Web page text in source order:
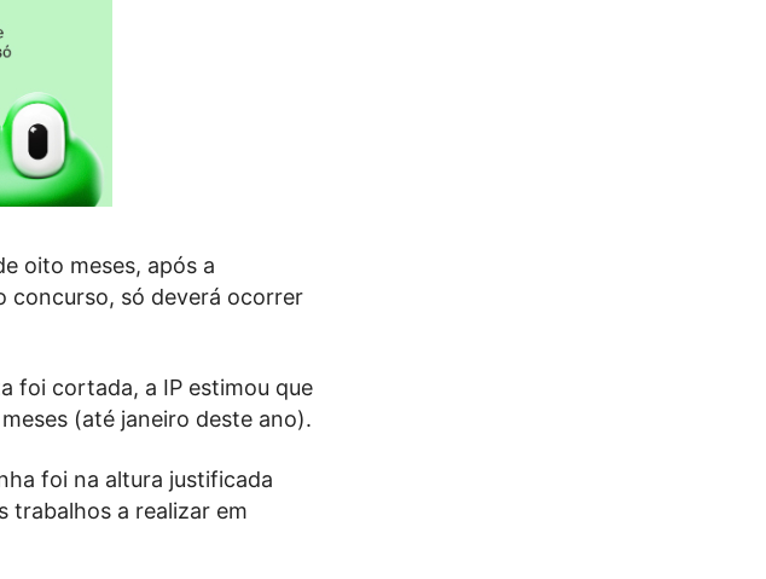
oito meses, após a
concurso, só deverá ocorrer
foi cortada, a IP estimou que
(até janeiro deste ano).
foi na altura justificada
trabalhos a realizar em